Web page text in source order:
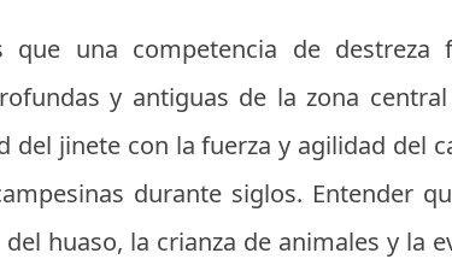
una competencia de destreza
y antiguas de la zona
del jinete con la fuerza y agilidad del
durante siglos. Entender
huaso, la crianza de animales y la